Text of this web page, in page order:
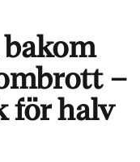
–
för halv